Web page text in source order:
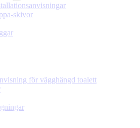
skivor
för vägghängd toalett